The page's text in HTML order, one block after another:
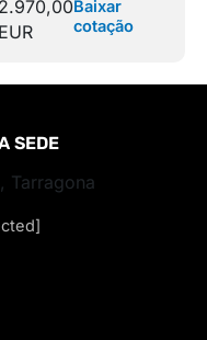
2.970,00
EUR
Baixar
cotação
SEDE
Tarragona